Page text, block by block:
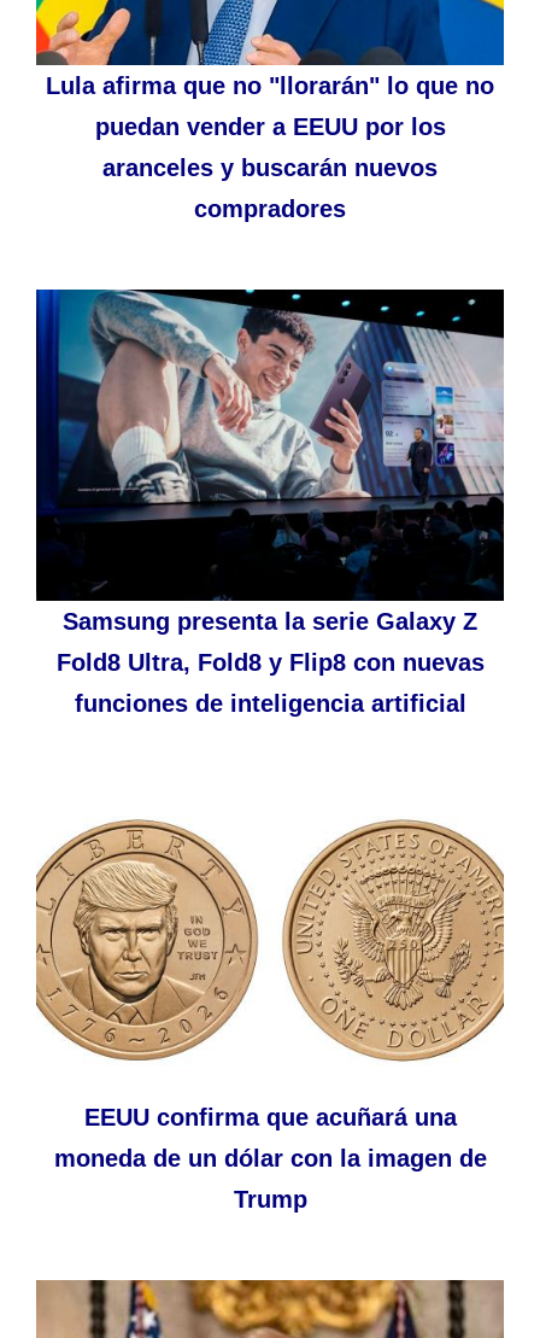
Lula afirma que no "llorarán" lo que no
puedan vender a EEUU por los
aranceles y buscarán nuevos
compradores
Samsung presenta la serie Galaxy Z
Fold8 Ultra, Fold8 y Flip8 con nuevas
funciones de inteligencia artificial
EEUU confirma que acuñará una
moneda de un dólar con la imagen de
Trump